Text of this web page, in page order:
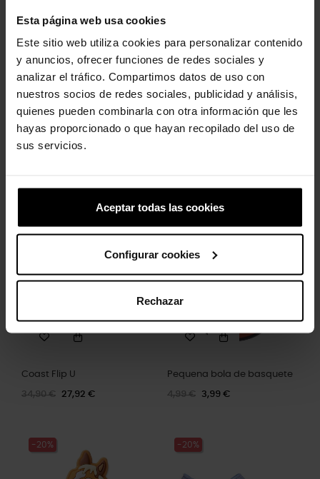
Esta página web usa cookies
Este sitio web utiliza cookies para personalizar contenido
y anuncios, ofrecer funciones de redes sociales y
analizar el tráfico. Compartimos datos de uso con
nuestros socios de redes sociales, publicidad y análisis,
quienes pueden combinarla con otra información que les
hayas proporcionado o que hayan recopilado del uso de
sus servicios.
Aceptar todas las cookies
Configurar cookies
Rechazar
os pingentes da marca Jibbitz™.
Detalhes do Tamanco Classic Infantil:
Tiras giratórias no calcanhar para um ajuste mais seguro.
Personalizável com pingentes Jibbitz™.
Icônico Crocs Comfort™: Leve. Flexível. Conforto de 36 graus.
Clientes que compraram este
produto também compraram:
Coast Flip U
34,90 € 27,92 €
Pequena bola de basquete
4,99 € 3,99 €
-20% -20%